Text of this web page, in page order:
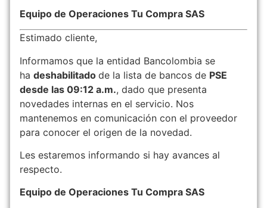
Equipo de Operaciones Tu Compra SAS
Estimado cliente,
Informamos que la entidad Bancolombia se
ha deshabilitado de la lista de bancos de PSE
desde las 09:12 a.m., dado que presenta
novedades internas en el servicio. Nos
mantenemos en comunicación con el proveedor
para conocer el origen de la novedad.
Les estaremos informando si hay avances al
respecto.
Equipo de Operaciones Tu Compra SAS